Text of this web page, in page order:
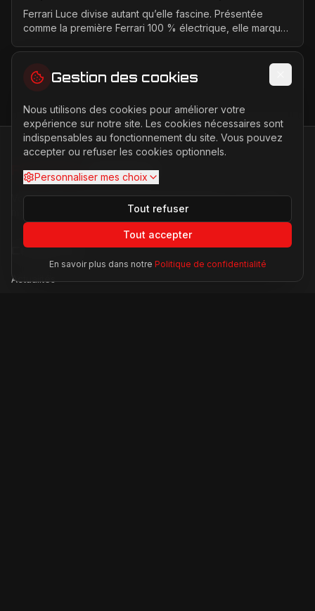
Ferrari Luce divise autant qu’elle fascine. Présentée
comme la première Ferrari 100 % électrique, elle marque
FERRARI PASSION
Votre source d'actualités sur l'univers Ferrari. F1, nouveaux
modèles, histoire légendaire.
Catégories
Actualités
Gestion des cookies
Nous utilisons des cookies pour améliorer votre
expérience sur notre site. Les cookies nécessaires sont
indispensables au fonctionnement du site. Vous pouvez
accepter ou refuser les cookies optionnels.
Personnaliser mes choix
Tout refuser
Tout accepter
En savoir plus dans notre Politique de confidentialité